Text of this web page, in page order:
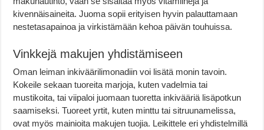
kivennäisaineita. Juoma sopii erityisen hyvin palauttamaan
nestetasapainoa ja virkistämään kehoa päivän touhuissa.
Vinkkejä makujen yhdistämiseen
Oman leiman inkiväärilimonadiin voi lisätä monin tavoin.
Kokeile sekaan tuoreita marjoja, kuten vadelmia tai
mustikoita, tai viipaloi juomaan tuoretta inkivääriä lisäpotkun
saamiseksi. Tuoreet yrtit, kuten minttu tai sitruunamelissa,
ovat myös mainioita makujen tuojia. Leikittele eri yhdistelmillä